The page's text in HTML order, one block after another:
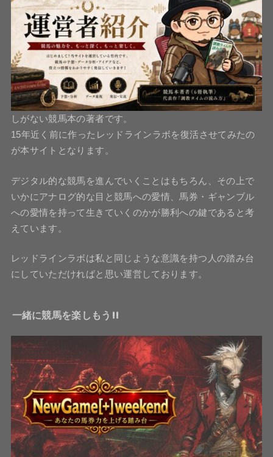
しがない競馬本の著者です。
15年近く前に作ったレッドラインラボを復活させてみたの
が本サイトとなります。
デジタル的な競馬を進んでいくことはもちろん、その上で
いかにアナログ的な目と競馬への愛情、馬券・ギャンブル
への愛情を持って生きていくのかが勝利への鍵であると考
えています。
レッドラインラボは私と同じような意識を持つ人の踏み台
にしていただければと思い運営しております。
一緒に競馬を楽しもう!!